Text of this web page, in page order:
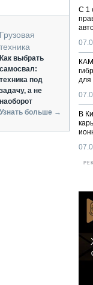
Грузовая
техника
Как выбрать
самосвал:
техника под
задачу, а не
наоборот
Узнать больше →
С 1
для
В